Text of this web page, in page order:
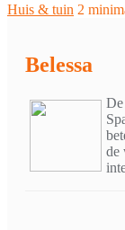
Huis & tuin 2
Belessa
De
de